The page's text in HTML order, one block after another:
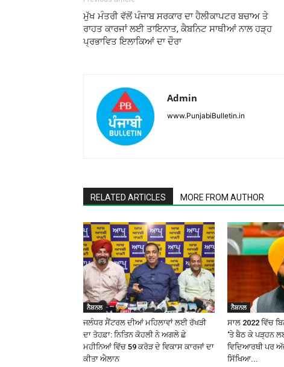
ਮੁੱਖ ਮੰਤਰੀ ਵੱਲੋਂ ਪੰਜਾਬ ਸਰਕਾਰ ਦਾ ਹੈਲੀਕਾਪਟਰ ਬਚਾਅ ਤੇ
ਰਾਹਤ ਕਾਰਜਾਂ ਲਈ ਤਾਇਨਾਤ, ਕੈਬਨਿਟ ਸਾਥੀਆਂ ਨਾਲ ਹੜ੍ਹ
ਪ੍ਰਭਾਵਿਤ ਇਲਾਕਿਆਂ ਦਾ ਦੌਰਾ
Admin
www.PunjabiBulletin.in
RELATED ARTICLES MORE FROM AUTHOR
ਨੈਸ਼ਨਲ
ਜਲੰਧਰ ਸੈਂਟਰਲ ਦੀਆਂ ਮਹਿਲਾਵਾਂ ਲਈ ਰੱਖੜੀ
ਦਾ ਤੋਹਫ਼ਾ: ਨਿਤਿਨ ਕੋਹਲੀ ਨੇ ਅਗਲੇ ਛੇ
ਮਹੀਨਿਆਂ ਵਿੱਚ ₹59 ਕਰੋੜ ਦੇ ਵਿਕਾਸ ਕਾਰਜਾਂ ਦਾ
ਕੀਤਾ ਐਲਾਨ
ਨੈਸ਼ਨਲ
ਸਾਲ 2022 ਵਿੱਚ
‘ਤੇ ਬੈਠ ਕੇ ਪੜ੍ਹਨ
ਵਿਦਿਆਰਥੀ ਪਰ
ਸਿੱਖਿਆ...